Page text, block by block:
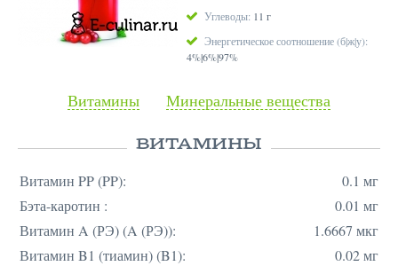
Углеводы: 11 г
Энергетическое соотношение (б|ж|у):
4%|6%|97%
Витамины Минеральные вещества
ВИТАМИНЫ
Витамин PP (PP):
0.1 мг
Бэта-каротин :
0.01 мг
Витамин A (РЭ) (A (РЭ)):
1.6667 мкг
Витамин B1 (тиамин) (B1):
0.02 мг